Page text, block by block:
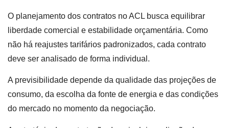
O planejamento dos contratos no ACL busca equilibrar
liberdade comercial e estabilidade orçamentária. Como
não há reajustes tarifários padronizados, cada contrato
deve ser analisado de forma individual.
A previsibilidade depende da qualidade das projeções de
consumo, da escolha da fonte de energia e das condições
do mercado no momento da negociação.